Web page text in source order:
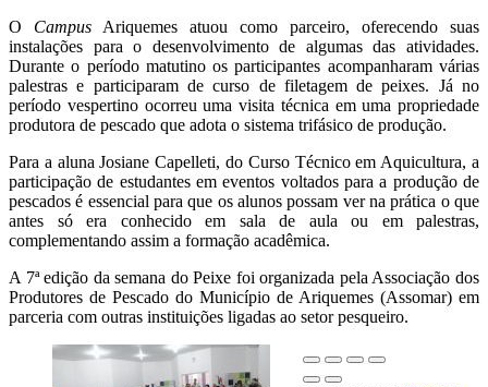
O Campus Ariquemes atuou como parceiro, oferecendo suas
instalações para o desenvolvimento de algumas das atividades.
Durante o período matutino os participantes acompanharam várias
palestras e participaram de curso de filetagem de peixes. Já no
período vespertino ocorreu uma visita técnica em uma propriedade
produtora de pescado que adota o sistema trifásico de produção.
Para a aluna Josiane Capelleti, do Curso Técnico em Aquicultura, a
participação de estudantes em eventos voltados para a produção de
pescados é essencial para que os alunos possam ver na prática o que
antes só era conhecido em sala de aula ou em palestras,
complementando assim a formação acadêmica.
A 7ª edição da semana do Peixe foi organizada pela Associação dos
Produtores de Pescado do Município de Ariquemes (Assomar) em
parceria com outras instituições ligadas ao setor pesqueiro.